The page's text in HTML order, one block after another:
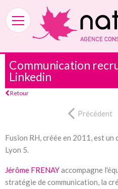
Communication
Linkedin
Retour
Précédent
Fusion RH, créée en 2011, est
Lyon 5.
Jérôme FRENAYaccompagne
stratégie de communication, la